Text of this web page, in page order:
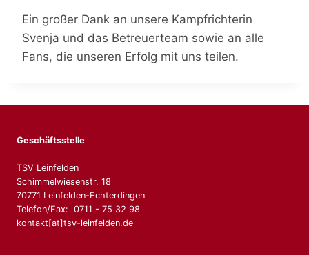
Ein großer Dank an unsere Kampfrichterin
Svenja und das Betreuerteam sowie an alle
Fans, die unseren Erfolg mit uns teilen.
Geschäftsstelle
TSV Leinfelden
Schimmelwiesenstr. 18
70771 Leinfelden-Echterdingen
Telefon/Fax: 0711 - 75 32 98
kontakt[at]tsv-leinfelden.de